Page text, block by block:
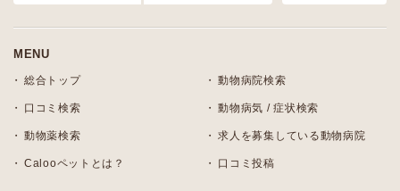
MENU
総合トップ 動物病院検索
口コミ検索 動物病気 / 症状検索
動物薬検索 求人を募集している動物病院
Calooペットとは？ 口コミ投稿